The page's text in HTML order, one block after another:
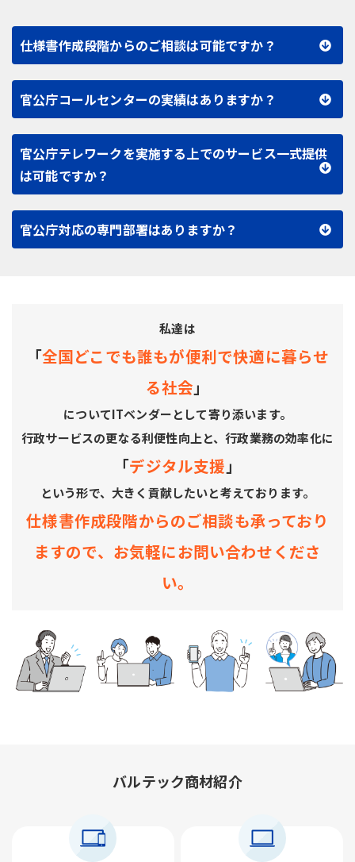
仕様書作成段階からのご相談は可能ですか？
官公庁コールセンターの実績はありますか？
官公庁テレワークを実施する上でのサービス一式提供
は可能ですか？
官公庁対応の専門部署はありますか？
私達は
「全国どこでも誰もが便利で快適に暮らせ
る社会」
についてITベンダーとして寄り添います。
行政サービスの更なる利便性向上と、行政業務の効率化に
「デジタル支援 」
という形で、大きく貢献したいと考えております。
仕様書作成段階からのご相談も承っており
ますので、お気軽にお問い合わせくださ
い。
バルテック商材紹介